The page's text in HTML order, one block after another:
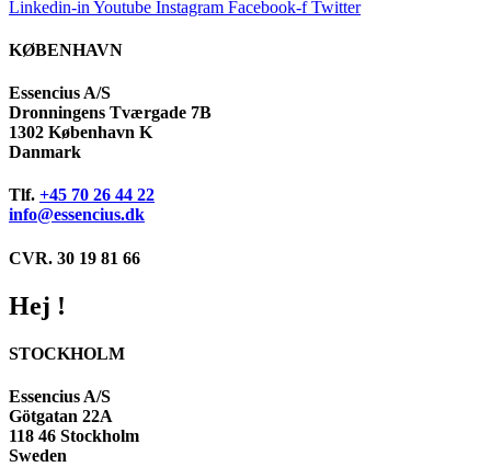
Linkedin-in Youtube Instagram Facebook-f Twitter
KØBENHAVN
Essencius A/S
Dronningens Tværgade 7B
1302 København K
Danmark
Tlf. +45 70 26 44 22
info@essencius.dk
CVR. 30 19 81 66
Hej !
STOCKHOLM
Essencius A/S
Götgatan 22A
118 46 Stockholm
Sweden